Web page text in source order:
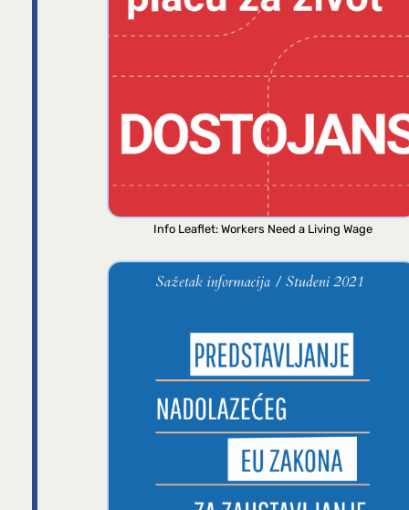
Info Leaflet: Workers Need a Living Wage